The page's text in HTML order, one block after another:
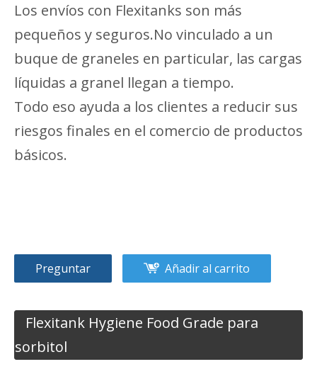
Los envíos con Flexitanks son más
pequeños y seguros.No vinculado a un
buque de graneles en particular, las cargas
líquidas a granel llegan a tiempo.
Todo eso ayuda a los clientes a reducir sus
riesgos finales en el comercio de productos
básicos.
Preguntar Añadir al carrito
Flexitank Hygiene Food Grade para
sorbitol